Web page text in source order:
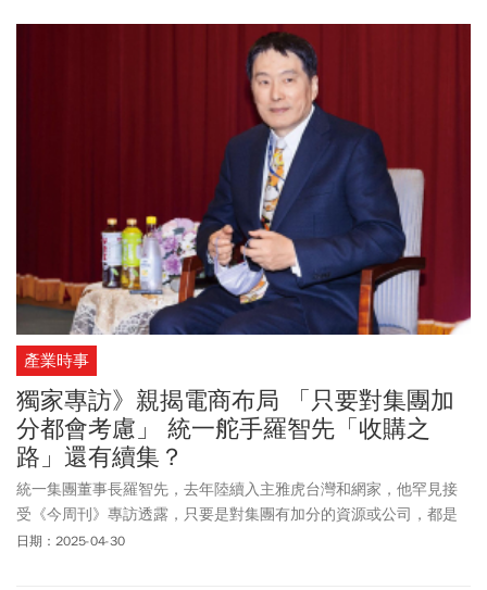
產業時事
獨家專訪》親揭電商布局 「只要對集團加
分都會考慮」 統一舵手羅智先「收購之
路」還有續集？
統一集團董事長羅智先，去年陸續入主雅虎台灣和網家，他罕見接
受《今周刊》專訪透露，只要是對集團有加分的資源或公司，都是
他考慮的選項。
日期：2025-04-30